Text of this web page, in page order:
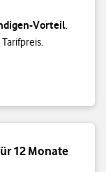
Vorteil.
12 Monate